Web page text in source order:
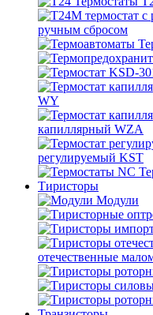
ручным сбросом
WY
капиллярный WZA
регулируемый KST
Тиристоры
Модули
отечественные